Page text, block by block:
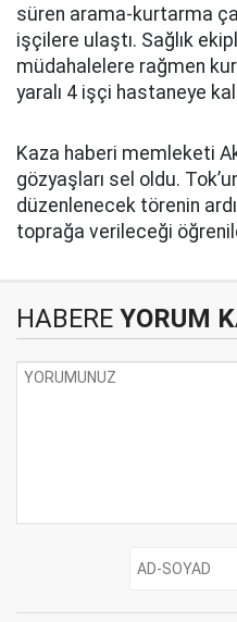
süren arama-kurtarma
işçilere ulaştı. Sağlık
müdahalelere rağmen
yaralı 4 işçi hastaneye
Kaza haberi memleketi
gözyaşları sel oldu.
düzenlenecek törenin
toprağa verileceği
HABERE YORUM